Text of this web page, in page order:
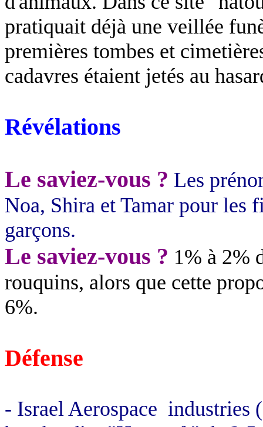
pratiquait déjà une veillée
premières tombes et
cadavres étaient jetés au
Révélations
Le saviez-vous ? Les
Noa, Shira et Tamar pour les
garçons.
Le saviez-vous ? 1% à 2%
rouquins, alors que cette
6%.
Défense
- Israel Aerospace industries